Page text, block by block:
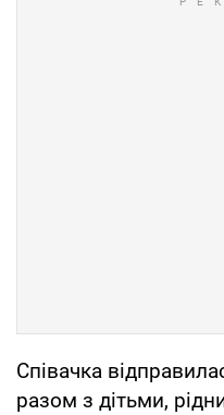
Співачка
разом з дітьми,